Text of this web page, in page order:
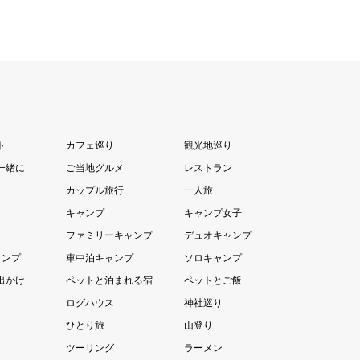
カフェ巡り
観光地巡り
緒に
ご当地グルメ
レストラン
カップル旅行
一人旅
キャンプ
キャンプ女子
ファミリーキャンプ
デュオキャンプ
プ
車中泊キャンプ
ソロキャンプ
かけ
ペットと泊まれる宿
ペットとご飯
ログハウス
神社巡り
ひとり旅
山登り
ツーリング
ラーメン